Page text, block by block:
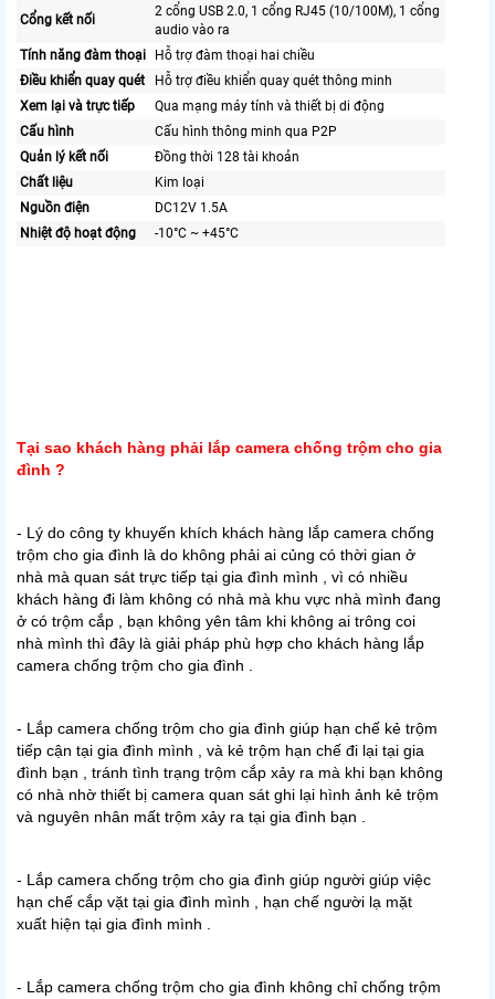
Cổng kết nối
2 cổng USB 2.0, 1 cổng RJ45 (10/100M), 1 cổng
audio vào ra
Tính năng đàm thoại
Hỗ trợ đàm thoại hai chiều
Điều khiển quay quét
Hỗ trợ điều khiển quay quét thông minh
Xem lại và trực tiếp
Qua mạng máy tính và thiết bị di động
Cấu hình
Cấu hình thông minh qua P2P
Quản lý kết nối
Đồng thời 128 tài khoản
Chất liệu
Kim loại
Nguồn điện
DC12V 1.5A
Nhiệt độ hoạt động
-10°C ~ +45°C
Tại sao khách hàng phải lắp camera chống trộm cho gia
đình ?
- Lý do công ty khuyến khích khách hàng lắp camera chống
trộm cho gia đình là do không phải ai củng có thời gian ở
nhà mà quan sát trực tiếp tại gia đình mình , vì có nhiều
khách hàng đi làm không có nhà mà khu vực nhà mình đang
ở có trộm cắp , bạn không yên tâm khi không ai trông coi
nhà mình thì đây là giải pháp phù hợp cho khách hàng lắp
camera chống trộm cho gia đình .
- Lắp camera chống trộm cho gia đình giúp hạn chế kẻ trộm
tiếp cận tại gia đình mình , và kẻ trộm hạn chế đi lại tại gia
đình bạn , tránh tình trạng trộm cắp xảy ra mà khi bạn không
có nhà nhờ thiết bị camera quan sát ghi lại hình ảnh kẻ trộm
và nguyên nhân mất trộm xảy ra tại gia đình bạn .
- Lắp camera chống trộm cho gia đình giúp người giúp việc
hạn chế cắp vặt tại gia đình mình , hạn chế người lạ mặt
xuất hiện tại gia đình mình .
- Lắp camera chống trộm cho gia đình không chỉ chống trộm